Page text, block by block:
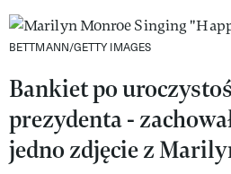
BETTMANN/GETTY IMAGES
Bankiet po
prezydenta -
jedno zdjęcie z